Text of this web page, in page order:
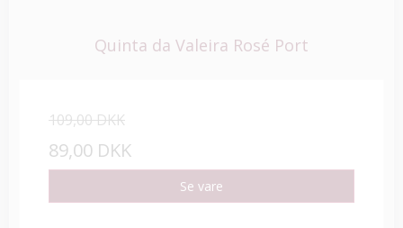
Quinta da Valeira Rosé Port
109,00 DKK
89,00 DKK
Se vare